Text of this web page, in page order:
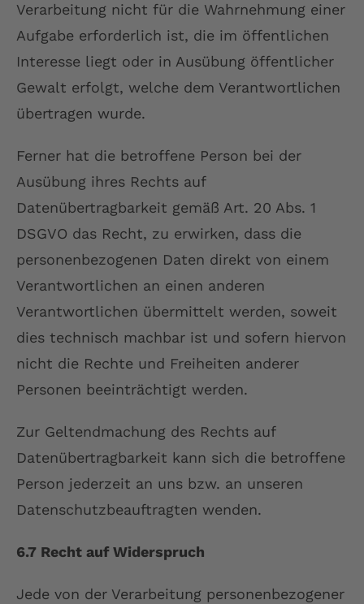
Verarbeitung nicht für die Wahrnehmung einer
Aufgabe erforderlich ist, die im öffentlichen
Interesse liegt oder in Ausübung öffentlicher
Gewalt erfolgt, welche dem Verantwortlichen
übertragen wurde.
Ferner hat die betroffene Person bei der
Ausübung ihres Rechts auf
Datenübertragbarkeit gemäß Art. 20 Abs. 1
DSGVO das Recht, zu erwirken, dass die
personenbezogenen Daten direkt von einem
Verantwortlichen an einen anderen
Verantwortlichen übermittelt werden, soweit
dies technisch machbar ist und sofern hiervon
nicht die Rechte und Freiheiten anderer
Personen beeinträchtigt werden.
Zur Geltendmachung des Rechts auf
Datenübertragbarkeit kann sich die betroffene
Person jederzeit an uns bzw. an unseren
Datenschutzbeauftragten wenden.
6.7 Recht auf Widerspruch
Jede von der Verarbeitung personenbezogener